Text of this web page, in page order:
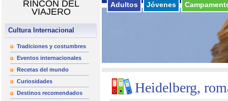
Adultos Jóvenes
RINCÓN DEL
VIAJERO
Cultura Internacional
Tradiciones y costumbres
Eventos internacionales
Recetas del mundo
Curiosidades
Destinos recomendados
Heidelberg,